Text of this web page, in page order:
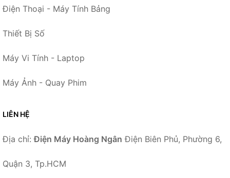
Điện Thoại - Máy Tính Bảng
Thiết Bị Số
Máy Vi Tính - Laptop
Máy Ảnh - Quay Phim
LIÊN HỆ
Địa chỉ:Điện Máy Hoàng Ngân Điện Biên Phủ, Phường 6,
Quận 3, Tp.HCM